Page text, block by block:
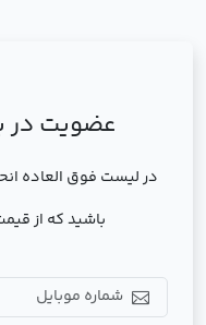
عضویت در
در لیست فوق العاده
باشید که از